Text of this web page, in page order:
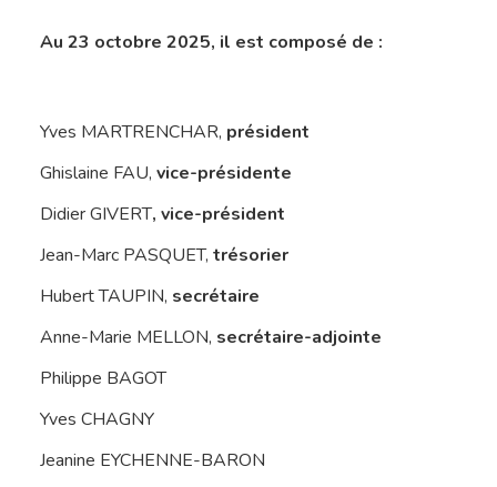
Au 23 octobre 2025, il est composé de :
Yves MARTRENCHAR, président
Ghislaine FAU, vice-présidente
Didier GIVERT, vice-président
Jean-Marc PASQUET, trésorier
Hubert TAUPIN, secrétaire
Anne-Marie MELLON, secrétaire-adjointe
Philippe BAGOT
Yves CHAGNY
Jeanine EYCHENNE-BARON